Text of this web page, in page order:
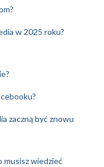
w 2025 roku?
zaczną być znowu
musisz wiedzieć